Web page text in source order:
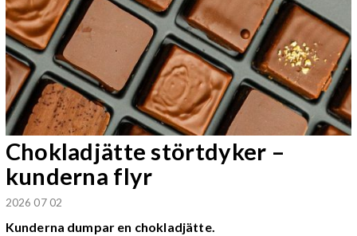
Chokladjätte störtdyker –
kunderna flyr
2026 07 02
Kunderna dumpar en chokladjätte.